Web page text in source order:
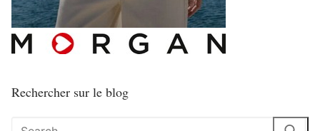
Rechercher sur le blog
Rechercher